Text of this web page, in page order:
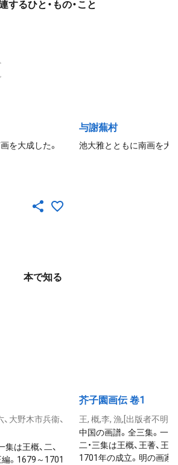
するひと・もの・こと
を大成した。
与謝蕪村
池大雅とともに南画を大
本で知る
、大野木市兵衞、
は王概、二、
編。1679～1701
芥子園画伝 卷1
王, 概,李, 漁,[出版者不明]
中国の画譜。全三集。一集
二・三集は王概、王蓍、王
1701年の成立。明の画家